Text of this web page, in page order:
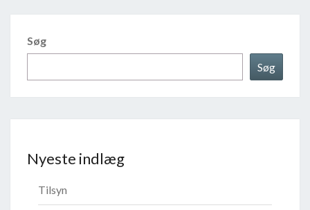
Søg
Søg
Nyeste indlæg
Tilsyn